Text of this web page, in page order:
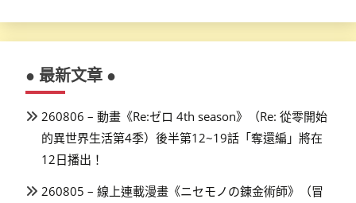
● 最新文章 ●
260806 – 動畫《Re:ゼロ 4th season》（Re: 從零開始
的異世界生活第4季）後半第12~19話「奪還編」將在
12日播出！
260805 – 線上連載漫畫《ニセモノの錬金術師》（冒